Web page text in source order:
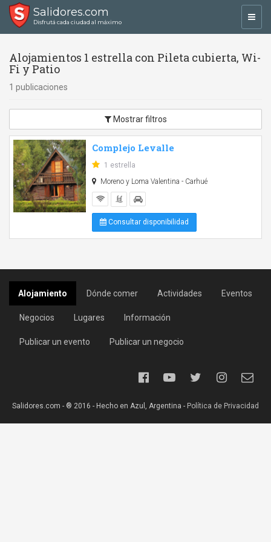
Salidores.com
Disfrutá cada ciudad al máximo
Alojamientos 1 estrella con Pileta cubierta, Wi-
Fi y Patio
1 publicaciones
Mostrar filtros
Complejo Levalle
1 estrella
Moreno y Loma Valentina - Carhué
Consultar disponibilidad
Alojamiento Dónde comer Actividades Eventos
Negocios Lugares Información
Publicar un evento Publicar un negocio
Salidores.com - ® 2016 - Hecho en Azul, Argentina - Política de Privacidad